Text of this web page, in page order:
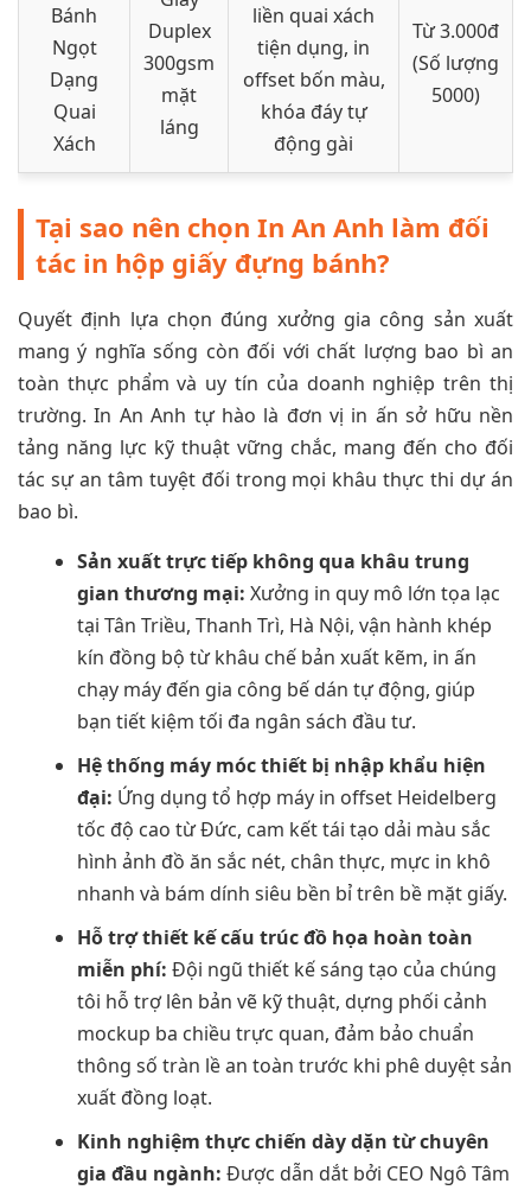
Bánh
Ngọt
Dạng
Quai
Xách
Duplex
300gsm
mặt
láng
liền quai xách
tiện dụng, in
offset bốn màu,
khóa đáy tự
động gài
Từ 3.000đ
(Số lượng
5000)
Tại sao nên chọn In An Anh làm đối
tác in hộp giấy đựng bánh?
Quyết định lựa chọn đúng xưởng gia công sản xuất
mang ý nghĩa sống còn đối với chất lượng bao bì an
toàn thực phẩm và uy tín của doanh nghiệp trên thị
trường. In An Anh tự hào là đơn vị in ấn sở hữu nền
tảng năng lực kỹ thuật vững chắc, mang đến cho đối
tác sự an tâm tuyệt đối trong mọi khâu thực thi dự án
bao bì.
Sản xuất trực tiếp không qua khâu trung
gian thương mại: Xưởng in quy mô lớn tọa lạc
tại Tân Triều, Thanh Trì, Hà Nội, vận hành khép
kín đồng bộ từ khâu chế bản xuất kẽm, in ấn
chạy máy đến gia công bế dán tự động, giúp
bạn tiết kiệm tối đa ngân sách đầu tư.
Hệ thống máy móc thiết bị nhập khẩu hiện
đại: Ứng dụng tổ hợp máy in offset Heidelberg
tốc độ cao từ Đức, cam kết tái tạo dải màu sắc
hình ảnh đồ ăn sắc nét, chân thực, mực in khô
nhanh và bám dính siêu bền bỉ trên bề mặt giấy.
Hỗ trợ thiết kế cấu trúc đồ họa hoàn toàn
miễn phí: Đội ngũ thiết kế sáng tạo của chúng
tôi hỗ trợ lên bản vẽ kỹ thuật, dựng phối cảnh
mockup ba chiều trực quan, đảm bảo chuẩn
thông số tràn lề an toàn trước khi phê duyệt sản
xuất đồng loạt.
Kinh nghiệm thực chiến dày dặn từ chuyên
gia đầu ngành: Được dẫn dắt bởi CEO Ngô Tâm